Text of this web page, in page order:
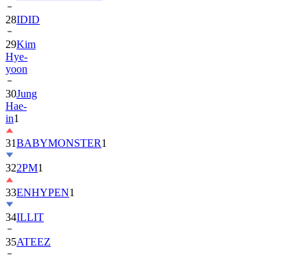
29Kim
Hye-
yoon
30Jung
Hae-
in1
31BABYMONSTER
322PM1
33ENHYPEN
34ILLIT
35ATEEZ
36ZEROBASEONE